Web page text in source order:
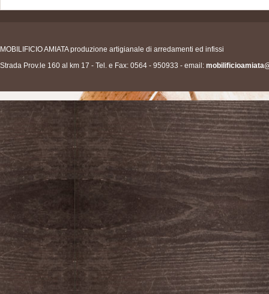
MOBILIFICIO AMIATA produzione artigianale di arredamenti ed infissi
Strada Prov.le 160 al km 17 - Tel. e Fax: 0564 - 950933 - email: